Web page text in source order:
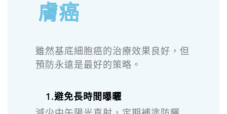
膚癌
雖然基底細胞癌的治療效果良好，但
預防永遠是最好的策略。
1.避免長時間曝曬